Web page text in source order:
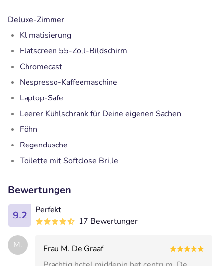
Deluxe-Zimmer
Klimatisierung
Flatscreen 55-Zoll-Bildschirm
Chromecast
Nespresso-Kaffeemaschine
Laptop-Safe
Leerer Kühlschrank für Deine eigenen Sachen
Föhn
Regendusche
Toilette mit Softclose Brille
Bewertungen
9.2
Perfekt
17 Bewertungen
M.
Frau M. De Graaf